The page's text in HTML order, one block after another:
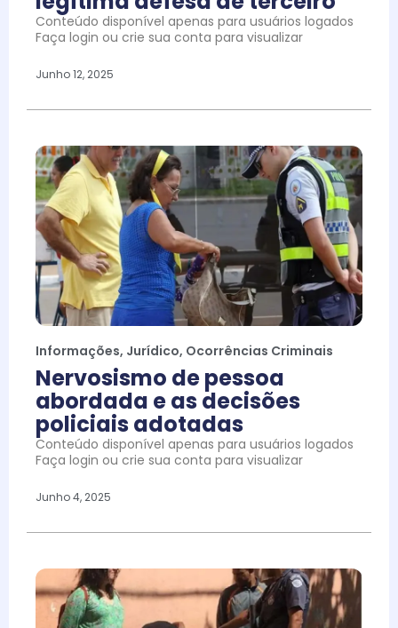
Conteúdo disponível apenas para usuários logados
Faça login ou crie sua conta para visualizar
Junho 12, 2025
Informações, Jurídico, Ocorrências Criminais
Nervosismo de pessoa
abordada e as decisões
policiais adotadas
Conteúdo disponível apenas para usuários logados
Faça login ou crie sua conta para visualizar
Junho 4, 2025